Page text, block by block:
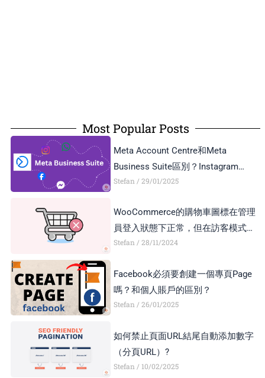
Most Popular Posts
Meta Account Centre和Meta
Business Suite區別？Instagram
Business Account和Creator Account
Stefan 29/01/2025
WooCommerce的購物車圖標在管理
員登入狀態下正常，但在訪客模式下
顯示異常，如何解決？
Stefan 28/11/2024
Facebook必須要創建一個專頁Page
嗎？和個人賬戶的區別？
Stefan 26/01/2025
如何禁止頁面URL結尾自動添加數字
（分頁URL）?
Stefan 10/02/2025